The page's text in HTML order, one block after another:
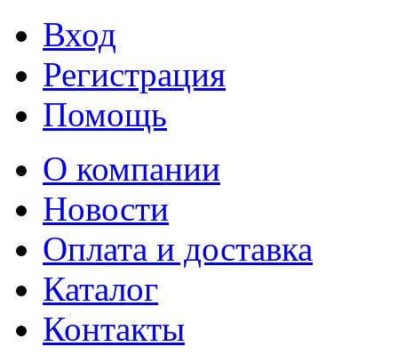
Вход
Регистрация
Помощь
О компании
Новости
Оплата и доставка
Каталог
Контакты